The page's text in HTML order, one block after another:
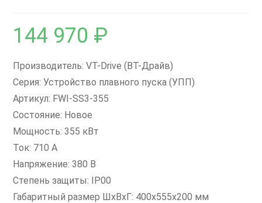
144 970 ₽
Производитель: VT-Drive (ВТ-Драйв)
Серия: Устройство плавного пуска (УПП)
Артикул: FWI-SS3-355
Состояние: Новое
Мощность: 355 кВт
Ток: 710 А
Напряжение: 380 В
Степень защиты: IP00
Габаритный размер ШxВxГ: 400х555х200 мм